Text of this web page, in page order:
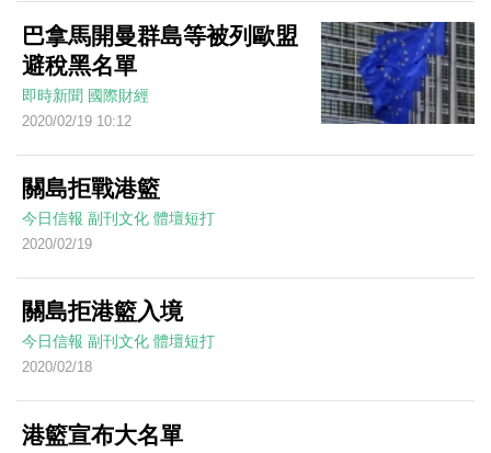
巴拿馬開曼群島等被列歐盟
避稅黑名單
即時新聞 國際財經
2020/02/19 10:12
關島拒戰港籃
今日信報 副刊文化 體壇短打
2020/02/19
關島拒港籃入境
今日信報 副刊文化 體壇短打
2020/02/18
港籃宣布大名單